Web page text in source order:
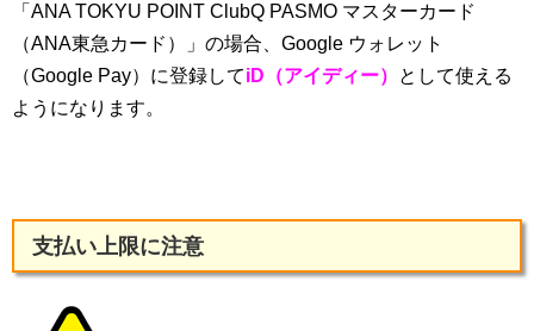
「ANA TOKYU POINT ClubQ PASMO マスターカード
（ANA東急カード）」の場合、Google ウォレット
（Google Pay）に登録してiD（アイディー）
として使える
ようになります。
支払い上限に注意